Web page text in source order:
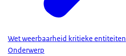
Wet weerbaarheid kritieke entiteiten
Onderwerp